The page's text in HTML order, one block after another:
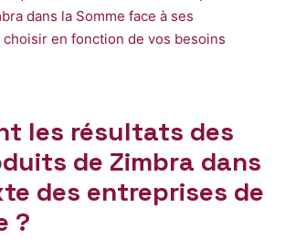
dans la Somme face à ses
en fonction de vos besoins
les résultats des
de Zimbra dans
des entreprises de
?